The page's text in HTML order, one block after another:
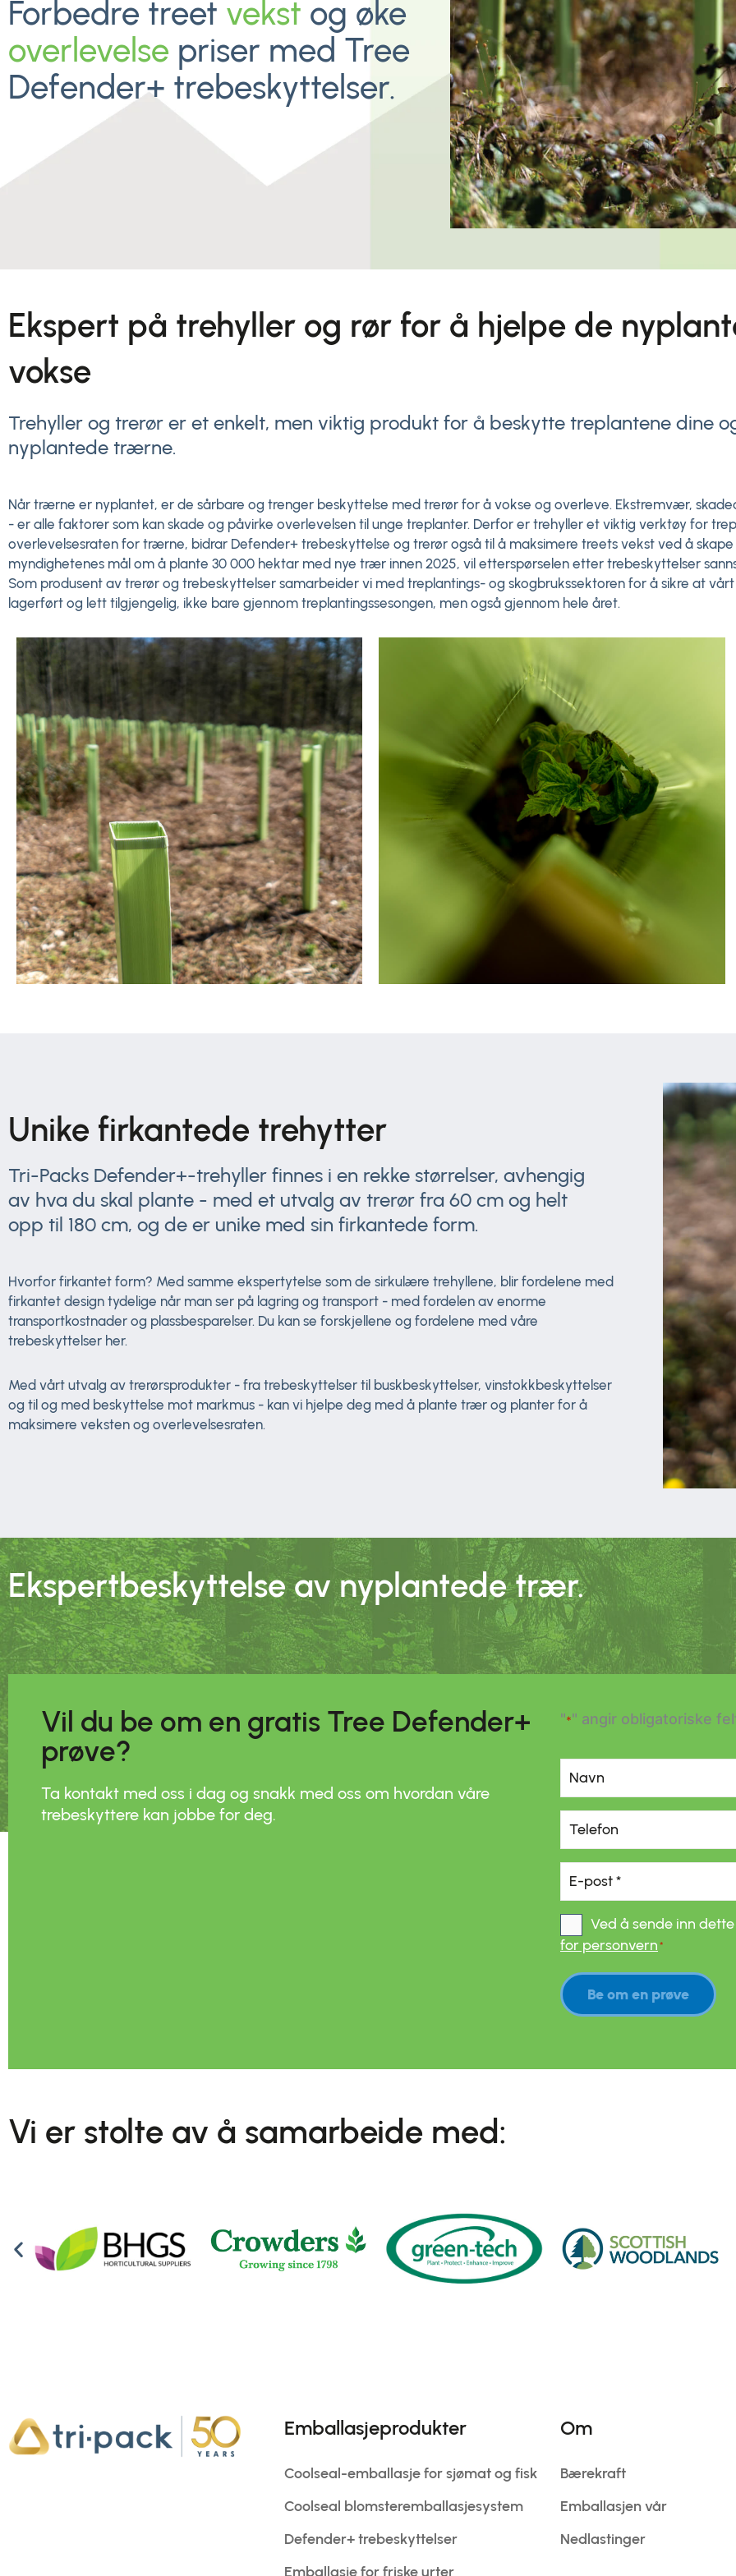
Forbedre treet vekst og øke
overlevelse priser med Tree
Defender+ trebeskyttelser.
Ekspert på trehyller og rør for å hjelpe de
vokse
Trehyller og trerør er et enkelt, men viktig produkt for å beskytte treplantene dine
nyplantede trærne.
Når trærne er nyplantet, er de sårbare og trenger beskyttelse med trerør for å vokse og overleve. Ekstremvær,
- er alle faktorer som kan skade og påvirke overlevelsen til unge treplanter. Derfor er trehyller et viktig verktøy for
overlevelsesraten for trærne, bidrar Defender+ trebeskyttelse og trerør også til å maksimere treets vekst ved å
myndighetenes mål om å plante 30 000 hektar med nye trær innen 2025, vil etterspørselen etter trebeskyttelser
Som produsent av trerør og trebeskyttelser samarbeider vi med treplantings- og skogbrukssektoren for å sikre at
lagerført og lett tilgjengelig, ikke bare gjennom treplantingssesongen, men også gjennom hele året.
Unike firkantede trehytter
Tri-Packs Defender+-trehyller finnes i en rekke størrelser, avhengig
av hva du skal plante - med et utvalg av trerør fra 60 cm og helt
opp til 180 cm, og de er unike med sin firkantede form.
Hvorfor firkantet form? Med samme ekspertytelse som de sirkulære trehyllene, blir fordelene med
firkantet design tydelige når man ser på lagring og transport - med fordelen av enorme
transportkostnader og plassbesparelser. Du kan se forskjellene og fordelene med våre
trebeskyttelser her.
Med vårt utvalg av trerørsprodukter - fra trebeskyttelser til buskbeskyttelser, vinstokkbeskyttelser
og til og med beskyttelse mot markmus - kan vi hjelpe deg med å plante trær og planter for å
maksimere veksten og overlevelsesraten.
Ekspertbeskyttelse av nyplantede trær.
Vil du be om en gratis Tree Defender+
prøve?
Ta kontakt med oss i dag og snakk med oss om hvordan våre
trebeskyttere kan jobbe for deg.
"*" angir obligatoriske
Navn
Navn
Telefon
E-
Samtykke *
Ved å sende inn
for personvern *
Be om en prøve
Vi er stolte av å samarbeide med:
Emballasjeprodukter
Coolseal-emballasje for sjømat og fisk
Coolseal blomsteremballasjesystem
Defender+ trebeskyttelser
Emballasje for friske urter
Om
Bærekraft
Emballasjen vår
Nedlastinger